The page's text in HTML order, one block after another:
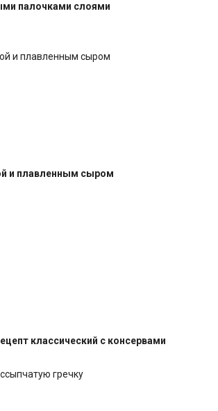
палочками
палочками слоями
и плавленным сыром
классический с консервами